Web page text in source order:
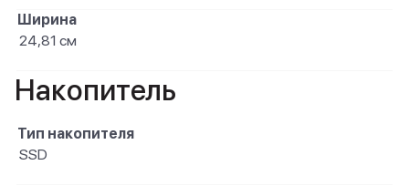
Ширина
24,81 см
Накопитель
Тип накопителя
SSD